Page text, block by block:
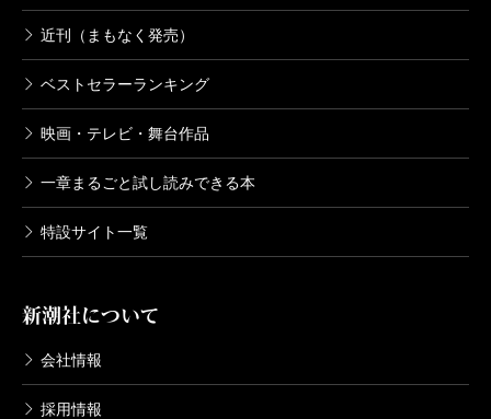
近刊（まもなく発売）
ベストセラーランキング
映画・テレビ・舞台作品
一章まるごと試し読みできる本
特設サイト一覧
新潮社について
会社情報
採用情報